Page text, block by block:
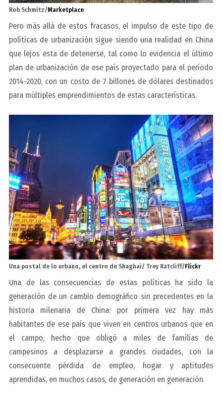
Rob Schmitz/Marketplace
Pero más allá de estos fracasos, el impulso de este tipo de
políticas de urbanización sigue siendo una realidad en China
que lejos esta de detenerse, tal como lo evidencia el último
plan de urbanización de ese país proyectado para el período
2014-2020, con un costo de 7 billones de dólares destinados
para múltiples emprendimientos de estas características.
Una postal de lo urbano, el centro de Shaghai/ Trey Ratcliff/Flickr
Una de las consecuencias de estas políticas ha sido la
generación de un cambio demográfico sin precedentes en la
historia milenaria de China: por primera vez hay más
habitantes de ese país que viven en centros urbanos que en
el campo, hecho que obligó a miles de familias de
campesinos a desplazarse a grandes ciudades, con la
consecuente pérdida de empleo, hogar y aptitudes
aprendidas, en muchos casos, de generación en generación.